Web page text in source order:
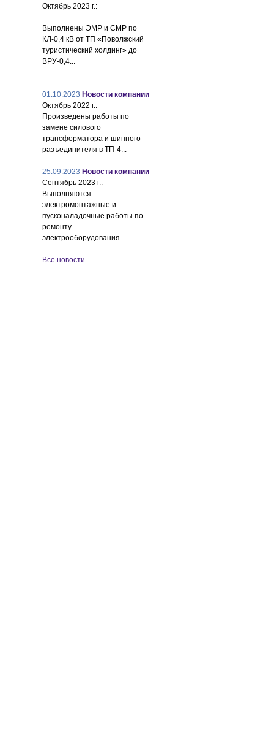
Октябрь 2023 г.:
Выполнены ЭМР и СМР по
КЛ-0,4 кВ от ТП «Поволжский
туристический холдинг» до
ВРУ-0,4...
01.10.2023 Новости компании
Октябрь 2022 г.:
Произведены работы по
замене силового
трансформатора и шинного
разъединителя в ТП-4...
25.09.2023 Новости компании
Сентябрь 2023 г.:
Выполняются
электромонтажные и
пусконаладочные работы по
ремонту
электрооборудования...
Все новости